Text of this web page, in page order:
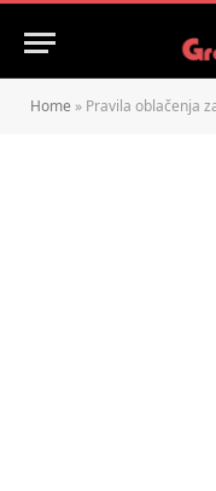
Home » Pravila oblačenja